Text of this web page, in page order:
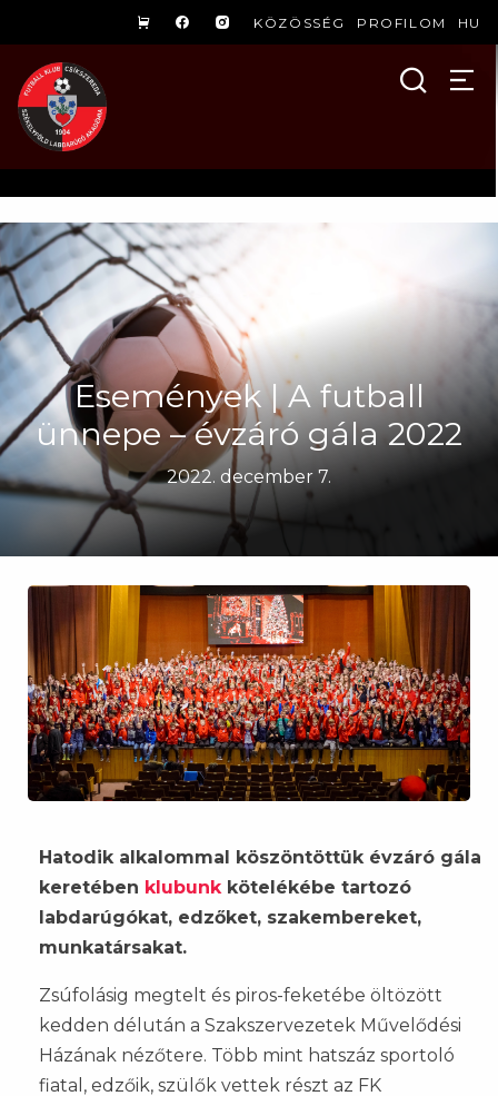
KÖZÖSSÉG PROFILOM HU
Események | A futball
ünnepe – évzáró gála 2022
2022. december 7.
Hatodik alkalommal köszöntöttük évzáró gála
keretében klubunkkötelékébe tartozó
labdarúgókat, edzőket, szakembereket,
munkatársakat.
Zsúfolásig megtelt és piros-feketébe öltözött
kedden délután a Szakszervezetek Művelődési
Házának nézőtere. Több mint hatszáz sportoló
fiatal, edzőik, szülők vettek részt az FK